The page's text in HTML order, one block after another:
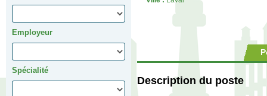
Employeur
Spécialité
Description du poste